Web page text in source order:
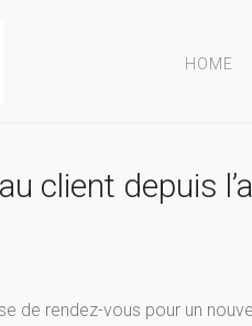
HOME
client depuis
de rendez-vous pour un